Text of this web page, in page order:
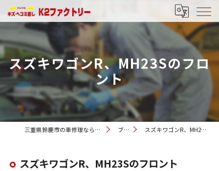
スズキワゴンR、MH23Sのフロ
ント
三重県鈴鹿市の車修理ならK2ファクトリー ブログ スズキワゴンR、MH23Sのフロント
スズキワゴンR、MH23Sのフロント